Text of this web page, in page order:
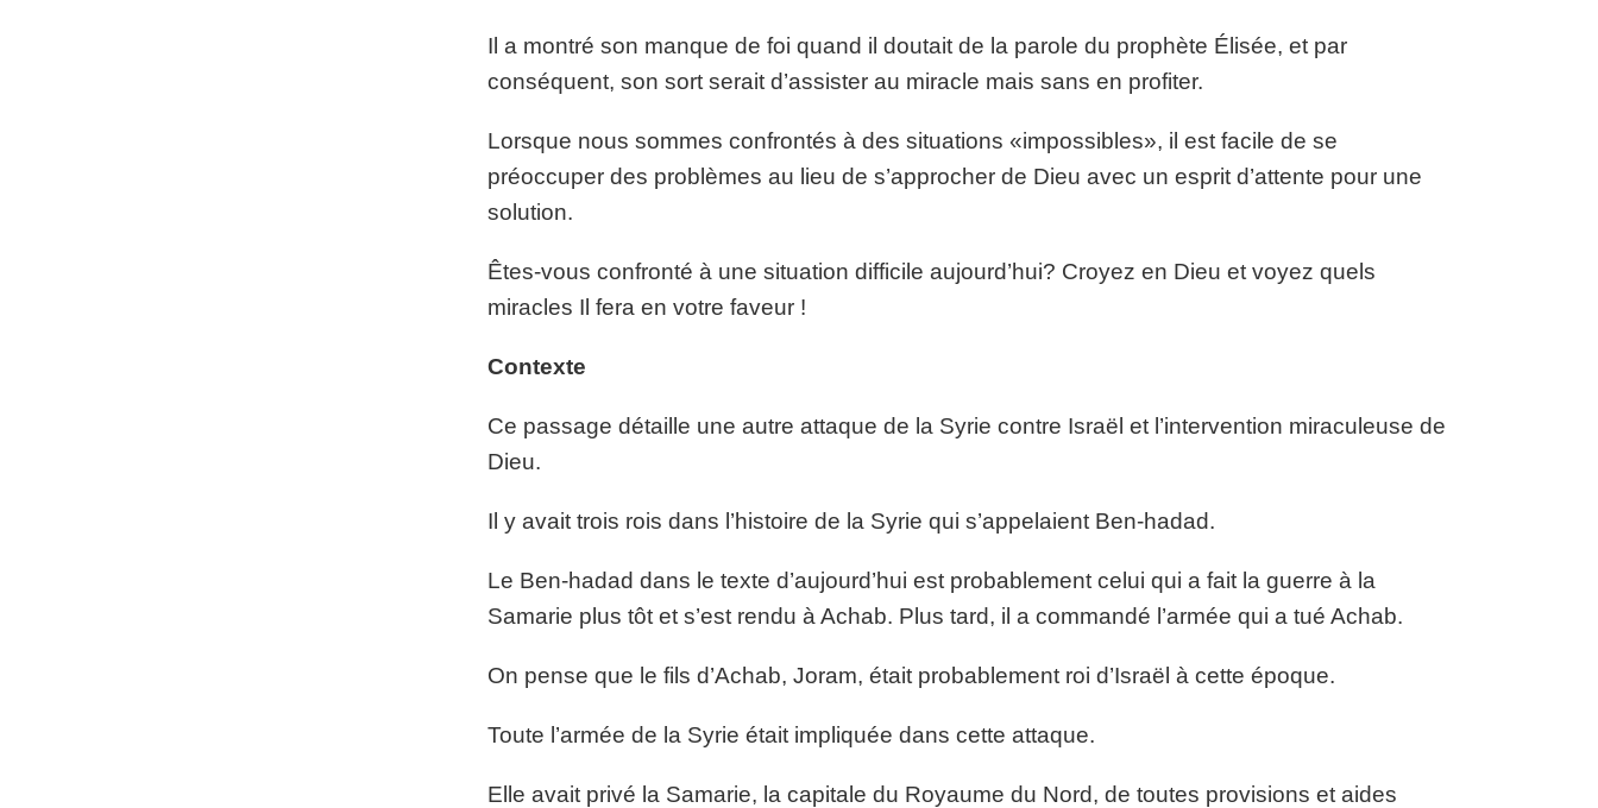
Il a montré son manque de foi quand il doutait de la parole du prophète Élisée, et par
conséquent, son sort serait d’assister au miracle mais sans en profiter.
Lorsque nous sommes confrontés à des situations «impossibles», il est facile de se
préoccuper des problèmes au lieu de s’approcher de Dieu avec un esprit d’attente pour une
solution.
Êtes-vous confronté à une situation difficile aujourd’hui? Croyez en Dieu et voyez quels
miracles Il fera en votre faveur !
Contexte
Ce passage détaille une autre attaque de la Syrie contre Israël et l’intervention miraculeuse de
Dieu.
Il y avait trois rois dans l’histoire de la Syrie qui s’appelaient Ben-hadad.
Le Ben-hadad dans le texte d’aujourd’hui est probablement celui qui a fait la guerre à la
Samarie plus tôt et s’est rendu à Achab. Plus tard, il a commandé l’armée qui a tué Achab.
On pense que le fils d’Achab, Joram, était probablement roi d’Israël à cette époque.
Toute l’armée de la Syrie était impliquée dans cette attaque.
Elle avait privé la Samarie, la capitale du Royaume du Nord, de toutes provisions et aides